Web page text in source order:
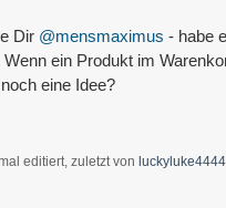
Dir @mensmaximus - habe
ein Produkt im
eine Idee?
editiert, zuletzt von luckyluke4444